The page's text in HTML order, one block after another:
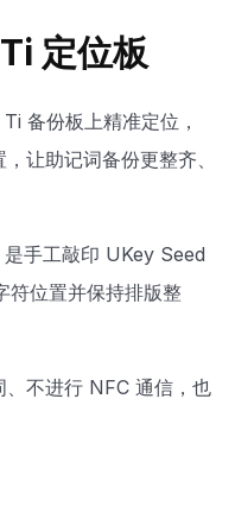
定位板
备份板上精准定位，
让助记词备份更整齐、
手工敲印 UKey Seed
符位置并保持排版整
、不进行 NFC 通信，也